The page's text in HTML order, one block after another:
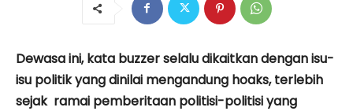
Dewasa ini, kata buzzer selalu dikaitkan dengan isu-
isu politik yang dinilai mengandung hoaks, terlebih
sejak ramai pemberitaan politisi-politisi yang